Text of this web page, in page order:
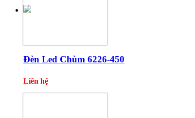
Đèn Led Chùm 6226-450
Liên hệ